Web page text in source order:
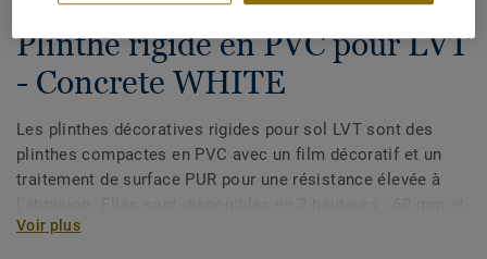
Plinthes, angles & profilés
Plinthe rigide en PVC pour LVT
- Concrete WHITE
Les plinthes décoratives rigides pour sol LVT sont des
plinthes compactes en PVC avec un film décoratif et un
traitement de surface PUR pour une résistance élevée à
80 mm (gamme Ultimate) et ont des couleurs coordonnées
Voir plus